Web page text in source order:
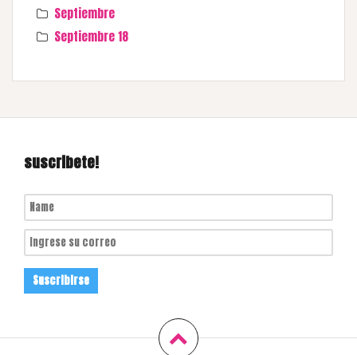
Septiembre
Septiembre 18
suscribete!